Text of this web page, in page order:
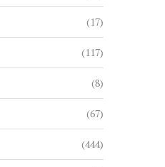
(17)
(117)
(8)
(67)
(444)